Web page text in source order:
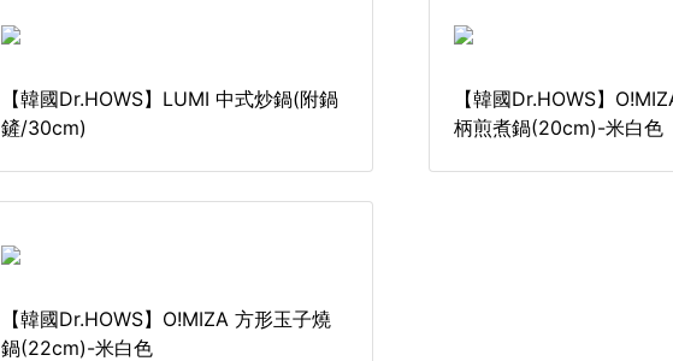
【韓國Dr.HOWS】LUMI 中式炒鍋(附鍋
鏟/30cm)
【韓國Dr.HOWS】
柄煎煮鍋(20cm)-米白色
【韓國Dr.HOWS】O!MIZA 方形玉子燒
鍋(22cm)-米白色